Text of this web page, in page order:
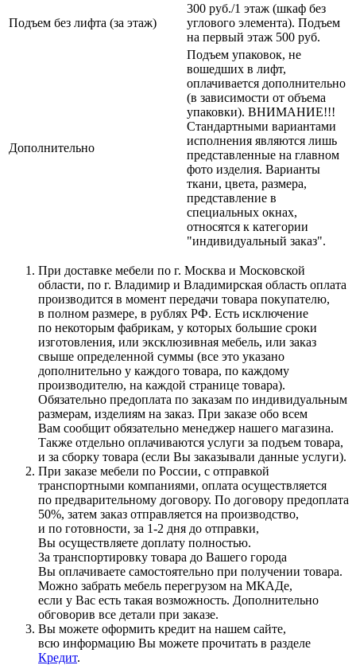
Подъем без лифта (за этаж)
300 руб./1 этаж (шкаф без
углового элемента). Подъем
на первый этаж 500 руб.
Дополнительно
Подъем упаковок, не
вошедших в лифт,
оплачивается дополнительно
(в зависимости от объема
упаковки). ВНИМАНИЕ!!!
Стандартными вариантами
исполнения являются лишь
представленные на главном
фото изделия. Варианты
ткани, цвета, размера,
представление в
специальных окнах,
относятся к категории
"индивидуальный заказ".
При доставке мебели по г. Москва и Московской
области, по г. Владимир и Владимирская область оплата
производится в момент передачи товара покупателю,
в полном размере, в рублях РФ. Есть исключение
по некоторым фабрикам, у которых большие сроки
изготовления, или эксклюзивная мебель, или заказ
свыше определенной суммы (все это указано
дополнительно у каждого товара, по каждому
производителю, на каждой странице товара).
Обязательно предоплата по заказам по индивидуальным
размерам, изделиям на заказ. При заказе обо всем
Вам сообщит обязательно менеджер нашего магазина.
Также отдельно оплачиваются услуги за подъем товара,
и за сборку товара (если Вы заказывали данные услуги).
При заказе мебели по России, с отправкой
транспортными компаниями, оплата осуществляется
по предварительному договору. По договору предоплата
50%, затем заказ отправляется на производство,
и по готовности, за 1-2 дня до отправки,
Вы осуществляете доплату полностью.
За транспортировку товара до Вашего города
Вы оплачиваете самостоятельно при получении товара.
Можно забрать мебель перегрузом на МКАДе,
если у Вас есть такая возможность. Дополнительно
обговорив все детали при заказе.
Вы можете оформить кредит на нашем сайте,
всю информацию Вы можете прочитать в разделе
Кредит.